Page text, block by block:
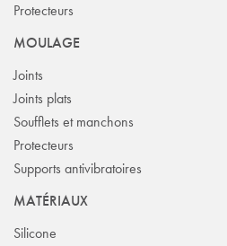
Protecteurs
MOULAGE
Joints
Joints plats
Soufflets et manchons
Protecteurs
Supports antivibratoires
MATÉRIAUX
Silicone